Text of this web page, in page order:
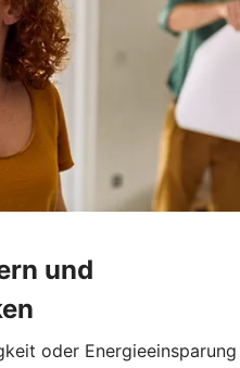
und
oder Energieeinsparung